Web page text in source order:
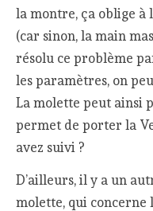
la montre, ça oblige à
(car sinon, la main
résolu ce problème
les paramètres, on
La molette peut ainsi
permet de porter la
avez suivi ?
D’ailleurs, il y a un
molette, qui concerne